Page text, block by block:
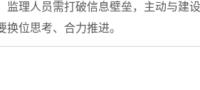
监理人员需打破信息壁垒，主动与建
换位思考、合力推进。